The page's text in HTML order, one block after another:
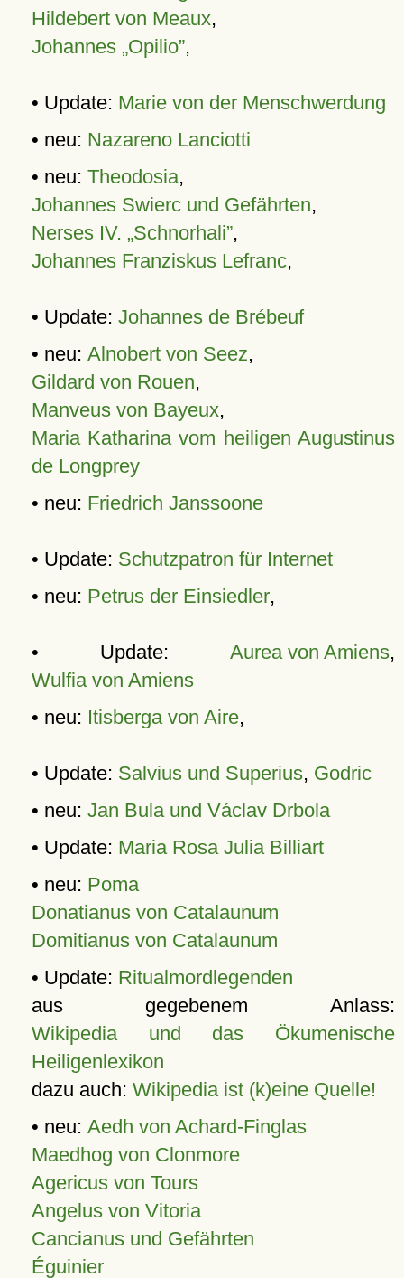
Hildebert von Meaux,
Johannes „Opilio”,
• Update: Marie von der Menschwerdung
• neu: Nazareno Lanciotti
• neu: Theodosia,
Johannes Swierc und Gefährten,
Nerses IV. „Schnorhali”,
Johannes Franziskus Lefranc,
• Update: Johannes de Brébeuf
• neu: Alnobert von Seez,
Gildard von Rouen,
Manveus von Bayeux,
Maria Katharina vom heiligen Augustinus
de Longprey
• neu: Friedrich Janssoone
• Update: Schutzpatron für Internet
• neu: Petrus der Einsiedler,
• Update: Aurea von Amiens,
Wulfia von Amiens
• neu: Itisberga von Aire,
• Update: Salvius und Superius, Godric
• neu: Jan Bula und Václav Drbola
• Update: Maria Rosa Julia Billiart
• neu: Poma
Donatianus von Catalaunum
Domitianus von Catalaunum
• Update: Ritualmordlegenden
aus gegebenem Anlass:
Wikipedia und das Ökumenische
Heiligenlexikon
dazu auch: Wikipedia ist (k)eine Quelle!
• neu: Aedh von Achard-Finglas
Maedhog von Clonmore
Agericus von Tours
Angelus von Vitoria
Cancianus und Gefährten
Éguinier